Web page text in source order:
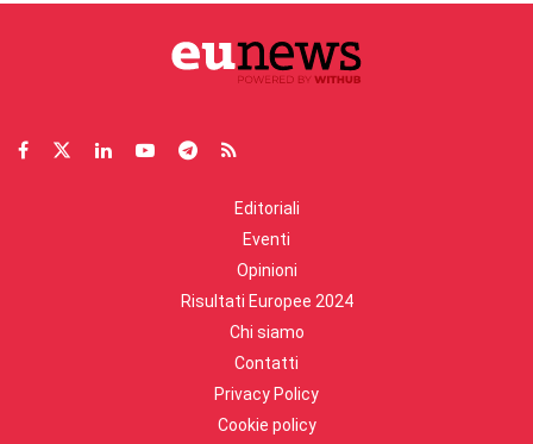
Editoriali
Eventi
Opinioni
Risultati Europee 2024
Chi siamo
Contatti
Privacy Policy
Cookie policy